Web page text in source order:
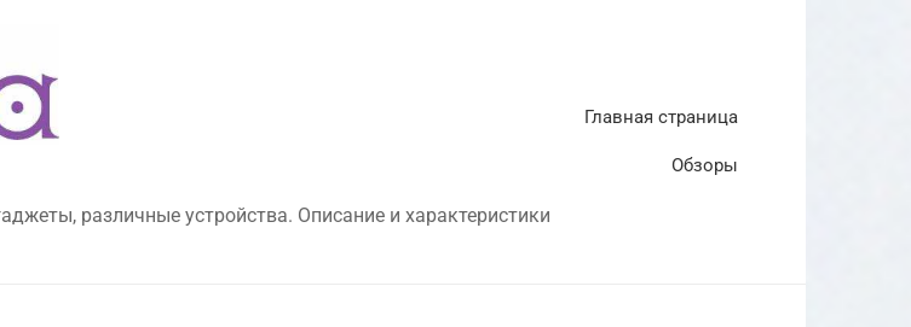
различные устройства. Описание и характеристики
Главная страница
Обзоры